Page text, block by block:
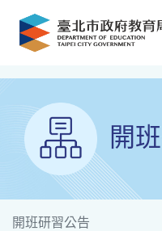
跳到主要內容
開
開班研習公告